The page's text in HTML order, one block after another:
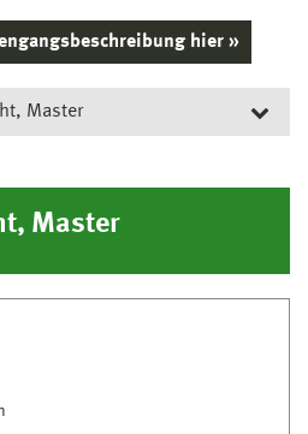
hier »
Master
Master